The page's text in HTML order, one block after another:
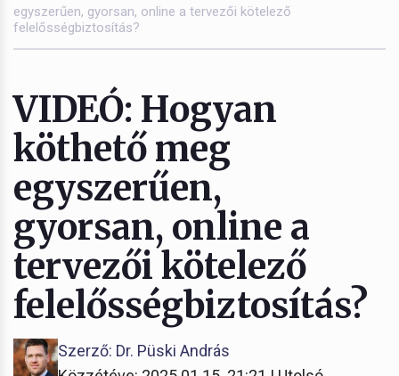
egyszerűen, gyorsan, online a tervezői kötelező
felelősségbiztosítás?
VIDEÓ: Hogyan
köthető meg
egyszerűen,
gyorsan, online a
tervezői kötelező
felelősségbiztosítás?
Szerző: Dr. Püski András